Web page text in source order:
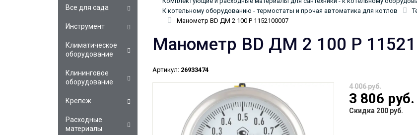
К котельному оборудованию - термостаты и прочая автоматика для котлов
Манометр BD ДМ 2 100 Р 1152100007
Манометр BD ДМ 2 100 Р
Артикул: 26933474
4 006 руб.
3 806 руб.
Скидка 200 руб.
Все для сада
Инструмент
Климатическое
оборудование
Клининговое
оборудование
Крепеж
Расходные
материалы